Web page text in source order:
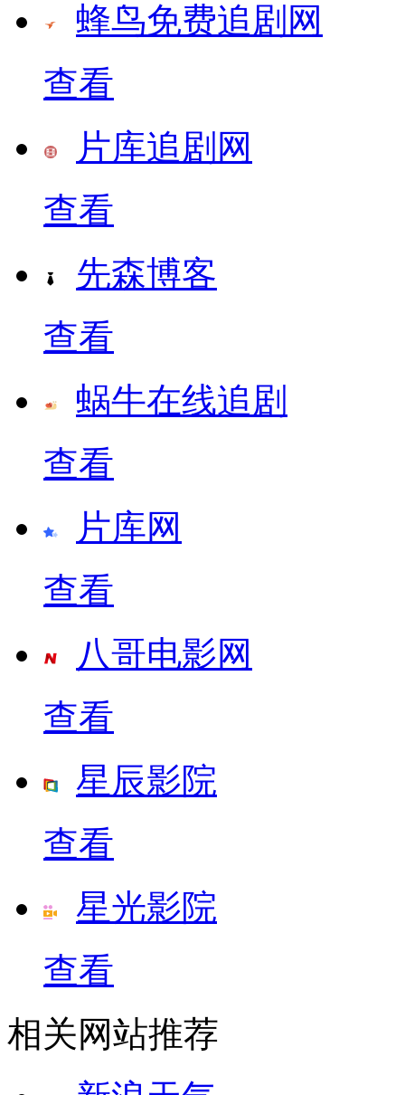
蜂鸟免费追剧网
查看
片库追剧网
查看
先森博客
查看
蜗牛在线追剧
查看
片库网
查看
八哥电影网
查看
星辰影院
查看
星光影院
查看
相关网站推荐